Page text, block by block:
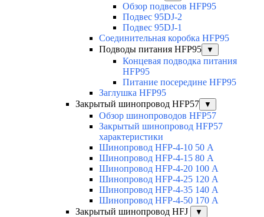
Обзор подвесов HFP95
Подвес 95DJ-2
Подвес 95DJ-1
Соединительная коробка HFP95
Подводы питания HFP95
▼
Концевая подводка питания
HFP95
Питание посередине HFP95
Заглушка HFP95
Закрытый шинопровод HFP57
▼
Обзор шинопроводов HFP57
Закрытый шинопровод HFP57
характеристики
Шинопровод HFP-4-10 50 А
Шинопровод HFP-4-15 80 А
Шинопровод HFP-4-20 100 А
Шинопровод HFP-4-25 120 А
Шинопровод HFP-4-35 140 А
Шинопровод HFP-4-50 170 А
Закрытый шинопровод HFJ
▼